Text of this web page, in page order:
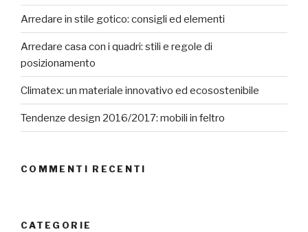
Arredare in stile gotico: consigli ed elementi
Arredare casa con i quadri: stili e regole di
posizionamento
Climatex: un materiale innovativo ed ecosostenibile
Tendenze design 2016/2017: mobili in feltro
COMMENTI RECENTI
CATEGORIE